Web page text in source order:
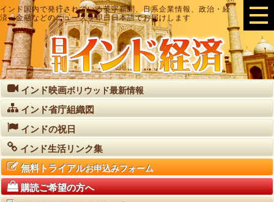
インド国内で発行されている英字新聞、日系企業情報、政治・経
済・金融などのニュースを即日日本語でお届けします
インド映画ボリウッド最新情報
インド省庁組織図
インドの祝日
インド生活リンク集
無料トライアルお申込みフォーム
購読ご希望の方へ